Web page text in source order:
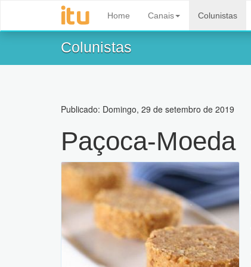
Home Canais Colunistas
Colunistas
Publicado: Domingo, 29 de setembro de 2019
Paçoca-Moeda